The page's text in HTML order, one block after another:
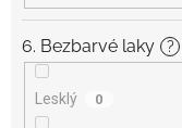
6. Bezbarvé laky ?
Lesklý 0